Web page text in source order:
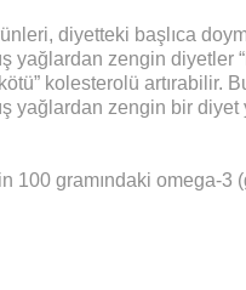
diyetteki başlıca
yağlardan zengin diyetler
kolesterolü artırabilir.
yağlardan zengin bir
100 gramındaki omega-3